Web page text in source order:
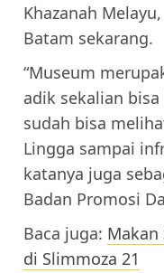
Khazanah
Batam sekarang.
“Museum
adik sekalian
sudah bisa
Lingga sampai
katanya juga
Badan Promosi
Baca juga: Makan
di Slimmoza 21